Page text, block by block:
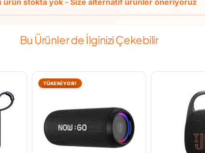
Bu Ürünler de İlginizi Çekebilir
TÜKENİYOR!